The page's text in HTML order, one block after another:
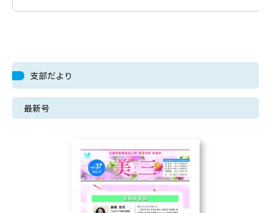
支部だより
最新号